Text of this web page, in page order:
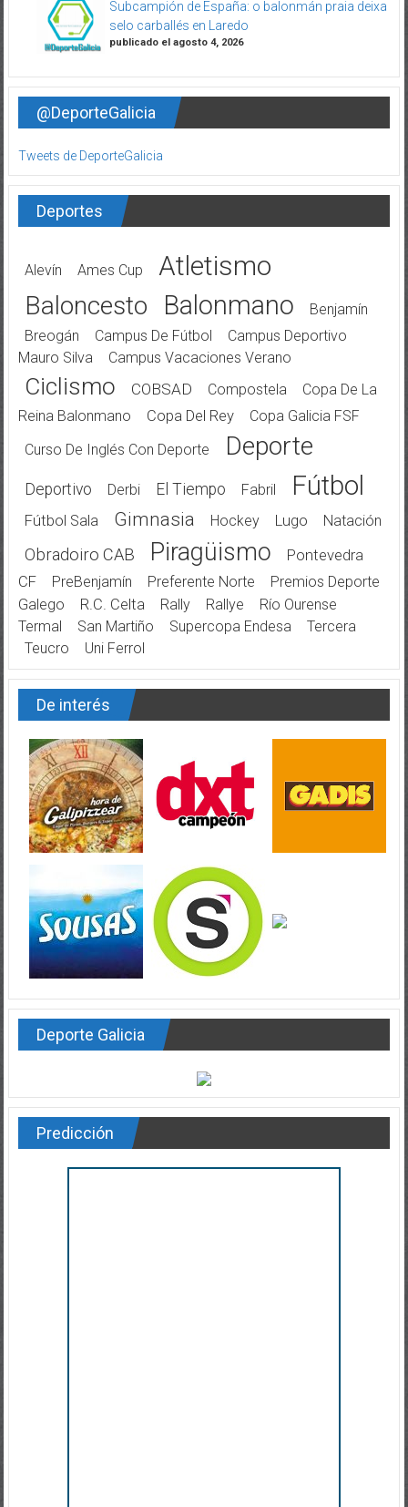
Subcampión de España: o balonmán praia deixa
selo carballés en Laredo
@DeporteGalicia
Tweets de DeporteGalicia
Deportes
Alevín Ames Cup Atletismo
Baloncesto Balonmano
Benjamín
Breogán
Campus De Fútbol
Campus Deportivo
Mauro Silva
Campus Vacaciones Verano
Ciclismo COBSAD Compostela
Copa De La
Reina Balonmano
Copa Del Rey
Copa Galicia FSF
Curso De Inglés Con Deporte
Deporte
Deportivo Derbi El Tiempo Fabril Fútbol
Fútbol Sala Gimnasia Hockey Lugo Natación
Obradoiro CAB Piragüismo
Pontevedra
CF
PreBenjamín Preferente Norte
Premios Deporte
Galego
R.C. Celta Rally Rallye
Río Ourense
Termal
San Martiño Supercopa Endesa
Tercera
Teucro
Uni Ferrol
De interés
Deporte Galicia
Predicción